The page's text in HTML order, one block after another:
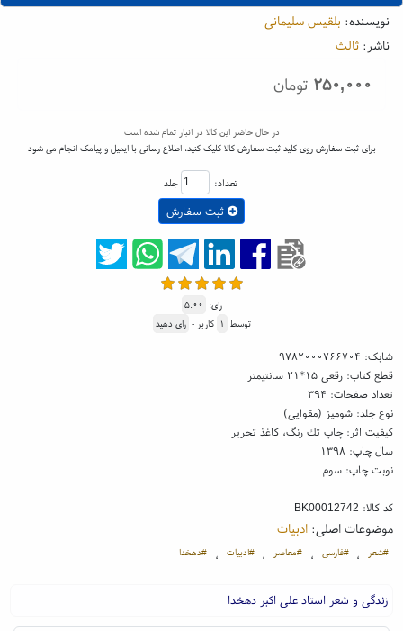
نویسنده: بلقیس سلیمانی
ناشر: ثالث
۲۵۰,۰۰۰ تومان
در حال حاضر این کالا در انبار تمام شده است
برای ثبت سفارش روی کلید ثبت سفارش کالا کلیک کنید، اطلاع رسانی با ایمیل و پیامک انجام می شود
تعداد: جلد
ثبت سفارش
رای: ۵.۰۰
توسط ۱ کاربر - رای دهید
شابک: ۹۷۸۲۰۰۰۷۶۶۷۰۴
قطع کتاب: رقعی ۱۵*۲۱ سانتیمتر
تعداد صفحات: ۳۹۴
نوع جلد: شومیز (مقوایی)
کیفیت اثر: چاپ تك رنگ، کاغذ تحریر
سال چاپ: ۱۳۹۸
نوبت چاپ: سوم
کد کالا: BK00012742
موضوعات اصلی:ادبیات
#شعر ، #فارسی ، #معاصر ، #ادبیات ، #دهخدا
زندگی و شعر استاد علی اکبر دهخدا